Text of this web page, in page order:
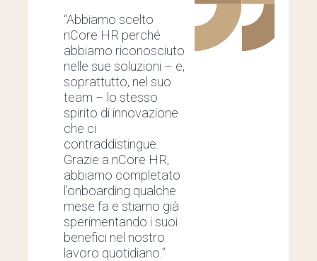
“Abbiamo scelto
nCore HR perché
abbiamo riconosciuto
nelle sue soluzioni – e,
soprattutto, nel suo
team – lo stesso
spirito di innovazione
che ci
contraddistingue.
Grazie a nCore HR,
abbiamo completato
l’onboarding qualche
mese fa e stiamo già
sperimentando i suoi
benefici nel nostro
lavoro quotidiano.”